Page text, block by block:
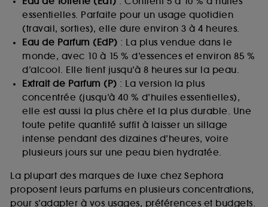
essentielles. Parfaite pour un usage quotidien
(travail, sorties), elle dure environ 3 à 4 heures.
Eau de Parfum (EdP) : La plus vendue dans le
monde, avec 10 à 15 % d’essences et environ 85 %
d’alcool. Elle tient jusqu’à 8 heures sur la peau.
Extrait de Parfum (P) : La version la plus
concentrée (jusqu’à 40 % d’huiles essentielles),
elle est aussi la plus chère et la plus durable. Une
toute petite quantité suffit à laisser un sillage
intense pendant des dizaines d’heures, voire
plusieurs jours sur une peau bien hydratée.
La plupart des marques de luxe chez Sephora
proposent leurs parfums en plusieurs concentrations,
pour s’adapter à vos usages, préférences et budgets.